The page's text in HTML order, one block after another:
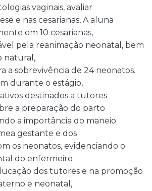
vaginais, avaliar
e nas cesarianas, A aluna
em 10 cesarianas,
pela reanimação neonatal, bem
natural,
a sobrevivência de 24 neonatos.
durante o estágio,
destinados a tutores
a preparação do parto
a importância do maneio
gestante e dos
os neonatos, evidenciando o
do enfermeiro
dos tutores e na promoção
e neonatal,